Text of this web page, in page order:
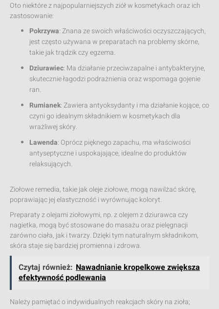
Oto niektóre z najpopularniejszych ziół w kosmetykach oraz ich
zastosowanie:
Pokrzywa: Znana ze swoich właściwości oczyszczających,
jest często używana w preparatach na problemy skórne,
takie jak trądzik czy egzema.
Dziurawiec: Ma działanie przeciwzapalne i antybakteryjne,
skutecznie łagodzi podrażnienia oraz wspomaga gojenie
ran.
Rumianek: Zawiera antyoksydanty i ma działanie kojące, co
czyni go idealnym składnikiem w kosmetykach dla
wrażliwej skóry.
Lawenda: Oprócz pięknego zapachu, ma właściwości
antyseptyczne i uspokajające, idealne do produktów
relaksujących.
Ziołowe remedia, takie jak oleje ziołowe, mogą nawilżać skórę,
poprawiając jej elastyczność i wyrównując koloryt.
Preparaty z olejami ziołowymi, np. z olejem z dziurawca czy
nagietka, mogą być stosowane do masażu oraz pielęgnacji
zarówno ciała, jak i twarzy. Dzięki tym naturalnym składnikom,
skóra staje się bardziej promienna i zdrowa.
Czytaj również: Nawadnianie kropelkowe zwiększa
efektywność podlewania
Należy pamiętać o indywidualnych reakcjach skóry na zioła;